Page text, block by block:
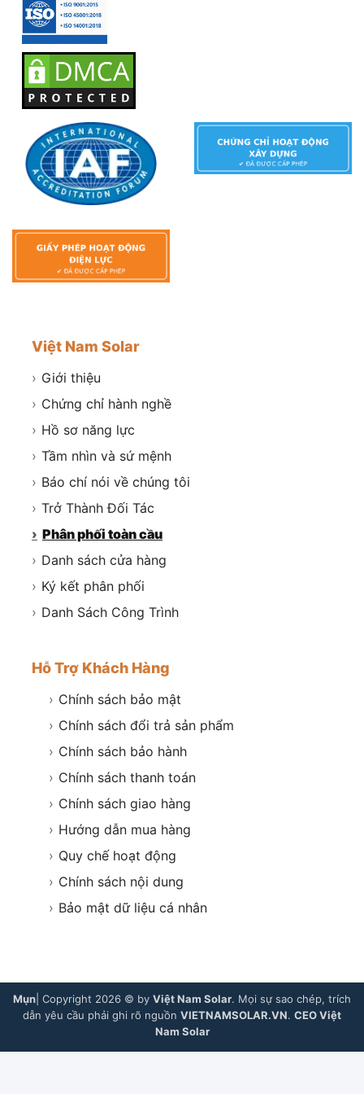
Việt Nam Solar
› Giới thiệu
› Chứng chỉ hành nghề
› Hồ sơ năng lực
› Tầm nhìn và sứ mệnh
› Báo chí nói về chúng tôi
› Trở Thành Đối Tác
› Phân phối toàn cầu
› Danh sách cửa hàng
› Ký kết phân phối
› Danh Sách Công Trình
Hỗ Trợ Khách Hàng
› Chính sách bảo mật
› Chính sách đổi trả sản phẩm
› Chính sách bảo hành
› Chính sách thanh toán
› Chính sách giao hàng
› Hướng dẫn mua hàng
› Quy chế hoạt động
› Chính sách nội dung
› Bảo mật dữ liệu cá nhân
Mụn | Copyright 2026 © by Việt Nam Solar. Mọi sự sao chép, trích
dẫn yêu cầu phải ghi rõ nguồn VIETNAMSOLAR.VN. CEO Việt
Nam Solar